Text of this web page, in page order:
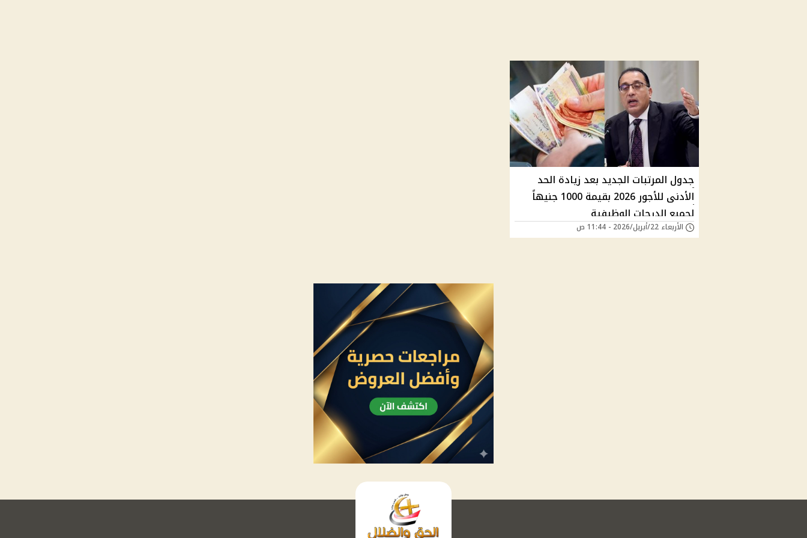
جدول المرتبات الجديد بعد زيادة الحد
الأدنى للأجور 2026 بقيمة 1000 جنيهاً
لجميع الدرجات الوظيفية
الأربعاء 22/أبريل/2026 - 11:44 ص